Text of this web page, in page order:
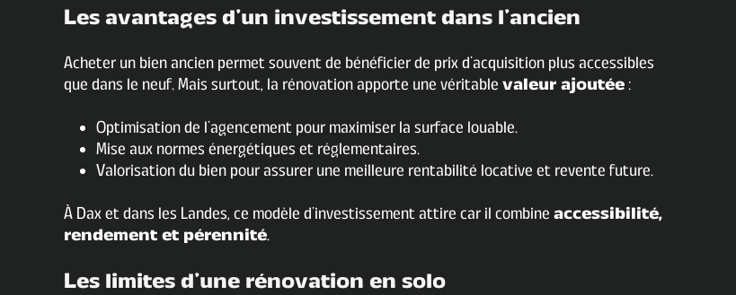
Les avantages d’un investissement dans l’ancien
Acheter un bien ancien permet souvent de bénéficier de prix d’acquisition plus accessibles
que dans le neuf. Mais surtout, la rénovation apporte une véritable valeur ajoutée:
Optimisation de l’agencement pour maximiser la surface louable.
Mise aux normes énergétiques et réglementaires.
Valorisation du bien pour assurer une meilleure rentabilité locative et revente future.
À Dax et dans les Landes, ce modèle d’investissement attire car il combine accessibilité,
rendement et pérennité.
Les limites d’une rénovation en solo